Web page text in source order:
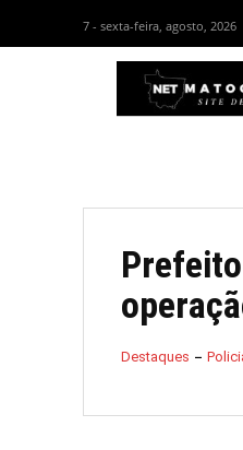
7 - sexta-feira, agosto, 2026
Destaques